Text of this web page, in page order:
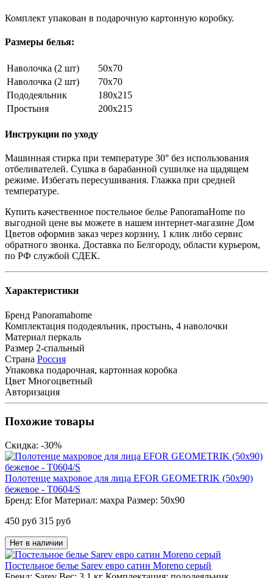
Комплект упакован в подарочную картонную коробку.
Размеры белья:
Наволочка (2 шт)
50х70
Наволочка (2 шт)
70х70
Пододеяльник
180x215
Простыня
200x215
Инструкции по уходу
Машинная стирка при температуре 30° без использования
отбеливателей. Сушка в барабанной сушилке на щадящем
режиме. Избегать пересушивания. Глажка при средней
температуре.
Купить качественное постельное белье PanoramaHome по
выгодной цене вы можете в нашем интернет-магазине Дом
Цветов оформив заказ через корзину, 1 клик либо сервис
обратного звонка. Доставка по Белгороду, области курьером,
по РФ службой СДЕК.
Характеристики
Бренд Panoramahome
Комплектация пододеяльник, простынь, 4 наволочки
Материал перкаль
Размер 2-спальный
Страна Россия
Упаковка подарочная, картонная коробка
Цвет Многоцветный
Авторизация
Похожие товары
Cкидка: -30%
Полотенце махровое для лица EFOR GEOMETRIK (50х90)
бежевое - T0604/S
Бренд: Efor Материал: махра Размер: 50х90
450 руб 315 руб
Нет в наличии
Постельное белье Sarev евро сатин Moreno серый